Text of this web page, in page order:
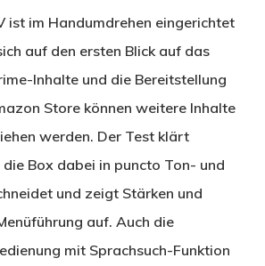
ist im Handumdrehen eingerichtet
auf den ersten Blick auf das
Inhalte und die Bereitstellung
Store können weitere Inhalte
werden. Der Test klärt
Box dabei in puncto Ton- und
und zeigt Stärken und
auf. Auch die
mit Sprachsuch-Funktion